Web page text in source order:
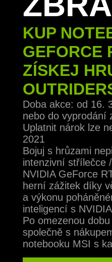
KUP
GEFORCE
ZÍSKEJ
Doba akce: od 16.
nebo do vyprodání
Uplatnit nárok lze
2021
Bojuj s hrůzami
intenzivní střílečce
NVIDIA GeForce
herní zážitek díky
a výkonu
inteligencí s
Po omezenou
společně s
notebooku MSI s